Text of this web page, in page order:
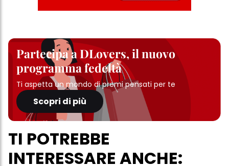
Partecipa a DLovers, il nuovo
programma fedeltà
Ti aspetta un mondo di premi pensati per te
Scopri di più
TI POTREBBE
INTERESSARE ANCHE:
più degli scopi sopra menzionati. Cliccando su "Accetta tutto",
questo sito web.